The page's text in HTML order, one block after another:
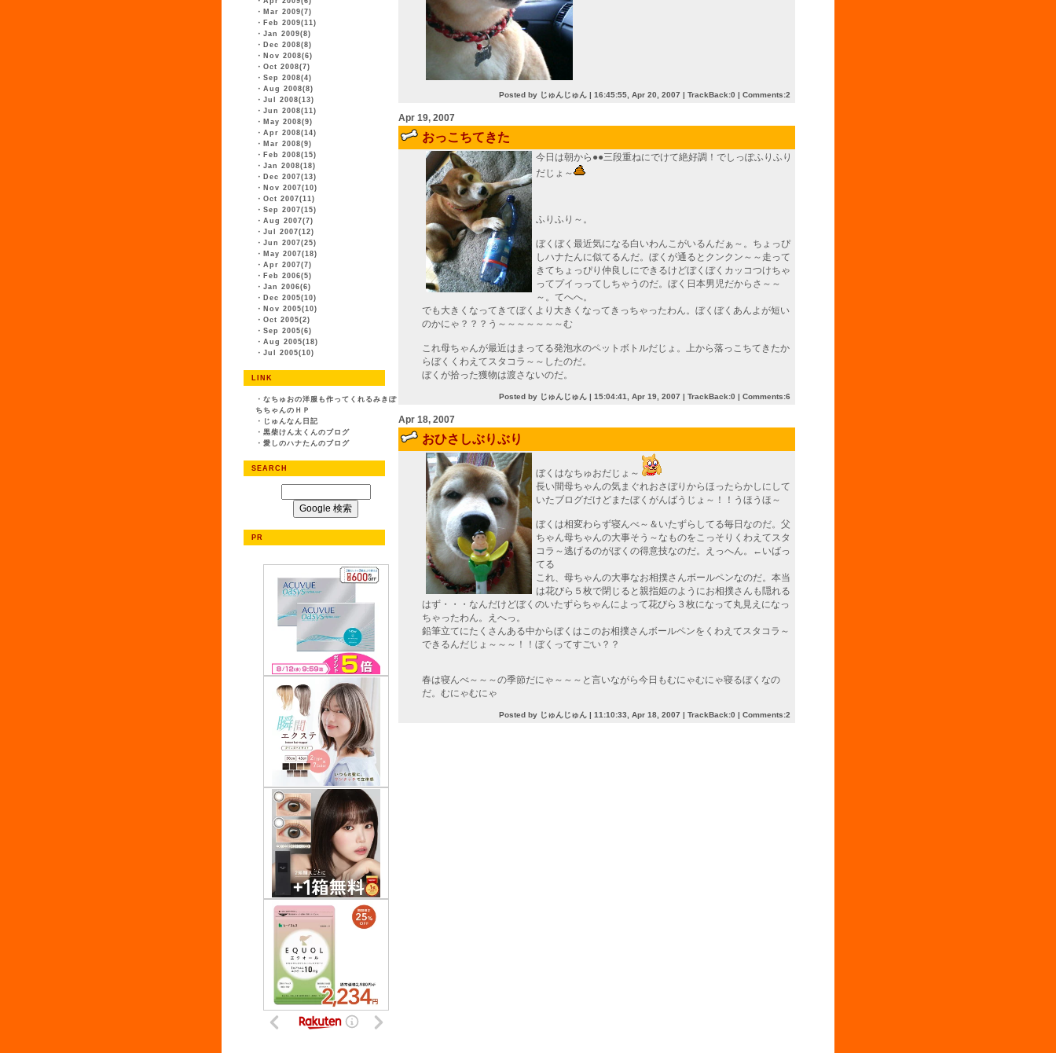
・ Mar 2009(7)
・ Feb 2009(11)
・ Jan 2009(8)
・ Dec 2008(8)
・ Nov 2008(6)
・ Oct 2008(7)
・ Sep 2008(4)
・ Aug 2008(8)
・ Jul 2008(13)
・ Jun 2008(11)
・ May 2008(9)
・ Apr 2008(14)
・ Mar 2008(9)
・ Feb 2008(15)
・ Jan 2008(18)
・ Dec 2007(13)
・ Nov 2007(10)
・ Oct 2007(11)
・ Sep 2007(15)
・ Aug 2007(7)
・ Jul 2007(12)
・ Jun 2007(25)
・ May 2007(18)
・ Apr 2007(7)
・ Feb 2006(5)
・ Jan 2006(6)
・ Dec 2005(10)
・ Nov 2005(10)
・ Oct 2005(2)
・ Sep 2005(6)
・ Aug 2005(18)
・ Jul 2005(10)
LINK
・ なちゅおの洋服も作ってくれるみきぽ
ちちゃんのＨＰ
・ じゅんなん日記
・ 黒柴けん太くんのブログ
・ 愛しのハナたんのブログ
SEARCH
PR
Posted by じゅんじゅん | 16:45:55, Apr 20, 2007 | TrackBack:0 | Comments:2
Apr 19, 2007
おっこちてきた
今日は朝から●●三段重ねにでけて絶好調！でしっぽふりふり
だじょ～
ふりふり～。
ぼくぼく最近気になる白いわんこがいるんだぁ～。ちょっぴ
しハナたんに似てるんだ。ぼくが通るとクンクン～～走って
きてちょっぴり仲良しにできるけどぼくぼくカッコつけちゃ
ってプイっってしちゃうのだ。ぼく日本男児だからさ～～
～。てへへ。
でも大きくなってきてぼくより大きくなってきっちゃったわん。ぼくぼくあんよが短い
のかにゃ？？？う～～～～～～～む
これ母ちゃんが最近はまってる発泡水のペットボトルだじょ。上から落っこちてきたか
らぼくくわえてスタコラ～～したのだ。
ぼくが拾った獲物は渡さないのだ。
Posted by じゅんじゅん | 15:04:41, Apr 19, 2007 | TrackBack:0 | Comments:6
Apr 18, 2007
おひさしぶりぶり
ぼくはなちゅおだじょ～
長い間母ちゃんの気まぐれおさぼりからほったらかしにして
いたブログだけどまたぼくがんばうじょ～！！うほうほ～
ぼくは相変わらず寝んべ～＆いたずらしてる毎日なのだ。父
ちゃん母ちゃんの大事そう～なものをこっそりくわえてスタ
コラ～逃げるのがぼくの得意技なのだ。えっへん。←いばっ
てる
これ、母ちゃんの大事なお相撲さんボールペンなのだ。本当
は花びら５枚で閉じると親指姫のようにお相撲さんも隠れる
はず・・・なんだけどぼくのいたずらちゃんによって花びら３枚になって丸見えになっ
ちゃったわん。えへっ。
鉛筆立てにたくさんある中からぼくはこのお相撲さんボールペンをくわえてスタコラ～
できるんだじょ～～～！！ぼくってすごい？？
春は寝んべ～～～の季節だにゃ～～～と言いながら今日もむにゃむにゃ寝るぼくなの
だ。むにゃむにゃ
Posted by じゅんじゅん | 11:10:33, Apr 18, 2007 | TrackBack:0 | Comments:2